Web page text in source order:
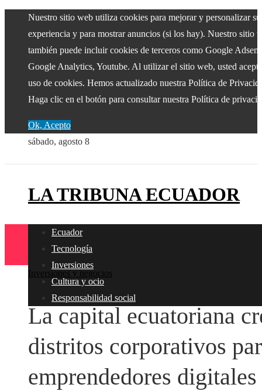
Nuestro sitio web utiliza cookies para mejorar y personalizar su
experiencia y para mostrar anuncios (si los hay). Nuestro sitio
también puede incluir cookies de terceros como Google
Google Analytics, Youtube. Al utilizar el sitio web, usted
uso de cookies. Hemos actualizado nuestra Política de
Haga clic en el botón para consultar nuestra Política de
Ok, Acepto
sábado, agosto 8
LA TRIBUNA ECUADOR
Ecuador
Tecnología
Inversiones
Cultura y ocio
Responsabilidad social
Inversiones y negocios
La capital ecuatoriana
distritos corporativos
emprendedores digitales